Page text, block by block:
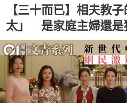
【三十而已】相夫教
太」 是家庭主婦還是